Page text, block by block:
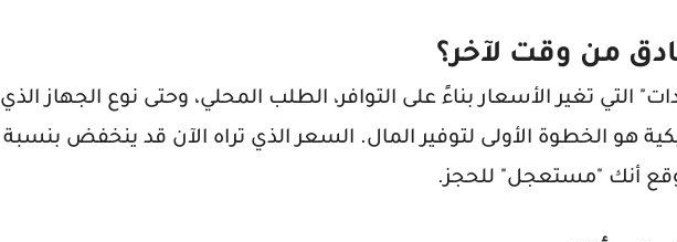
من وقت لآخر؟
التي تغير الأسعار بناءً على التوافر، الطلب المحلي، وحتى نوع الجهاز الذي
أنك "مستعجل" للحجز.